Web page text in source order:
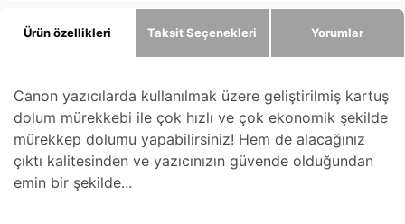
Ürün özellikleri Taksit Seçenekleri Yorumlar
Canon yazıcılarda kullanılmak üzere geliştirilmiş kartuş
dolum mürekkebi ile çok hızlı ve çok ekonomik şekilde
mürekkep dolumu yapabilirsiniz! Hem de alacağınız
çıktı kalitesinden ve yazıcınızın güvende olduğundan
emin bir şekilde...